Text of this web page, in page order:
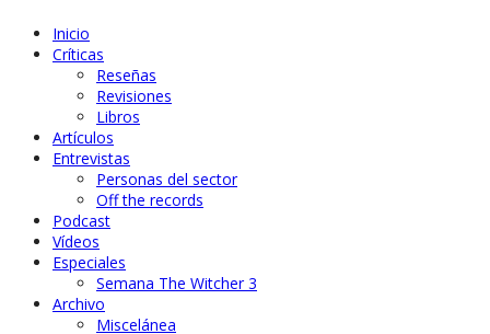
Inicio
Críticas
Reseñas
Revisiones
Libros
Artículos
Entrevistas
Personas del sector
Off the records
Podcast
Vídeos
Especiales
Semana The Witcher 3
Archivo
Miscelánea